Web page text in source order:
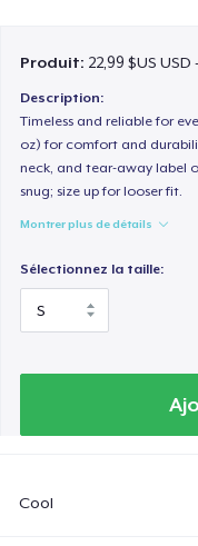
Produit: 22,99 $US
Description:
Timeless and reliable for
oz) for comfort and
neck, and tear-away label
snug; size up for looser fit.
Montrer plus de détails
Sélectionnez la taille:
Cool